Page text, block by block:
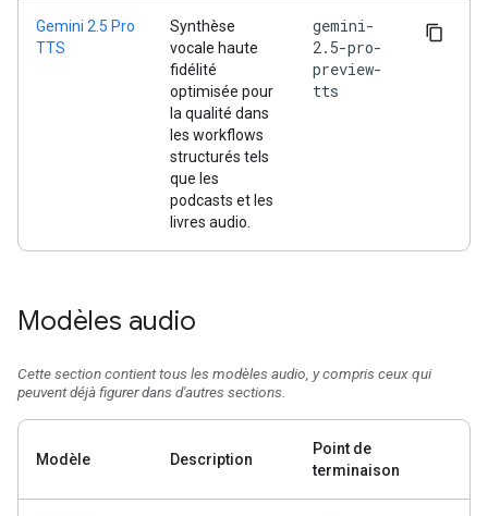
Gemini 2.5 Pro
TTS
Synthèse
vocale haute
fidélité
optimisée pour
la qualité dans
les workflows
structurés tels
que les
podcasts et les
livres audio.
gemini-
2.5-pro-
preview-
tts
Modèles audio
Cette section contient tous les modèles audio, y compris ceux qui
peuvent déjà figurer dans d'autres sections.
Modèle Description
Point de
terminaison